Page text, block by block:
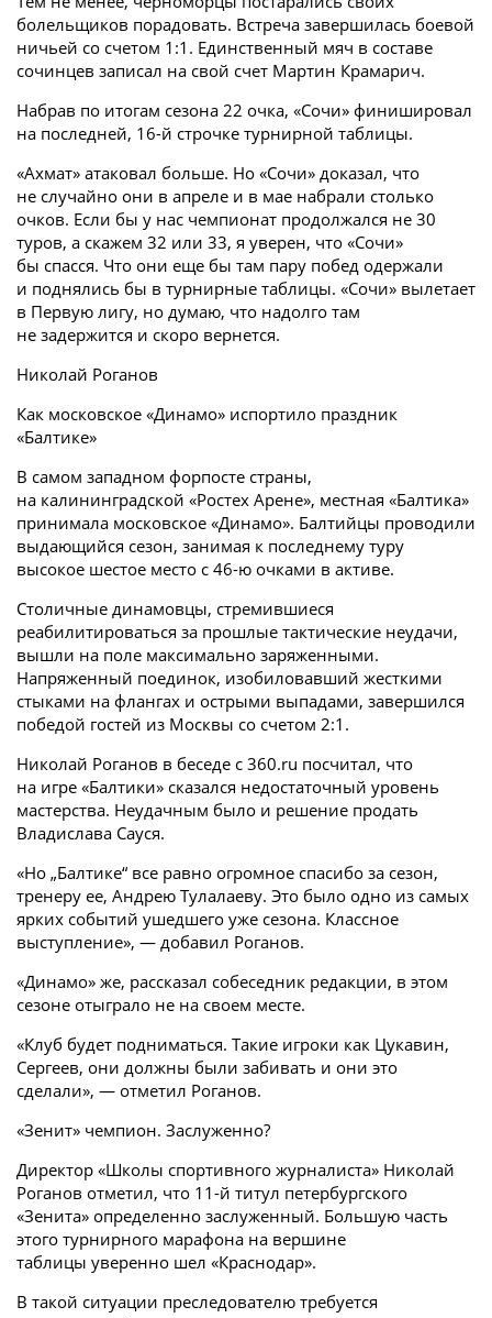
болельщиков порадовать. Встреча завершилась боевой
ничьей со счетом 1:1. Единственный мяч в составе
сочинцев записал на свой счет Мартин Крамарич.
Набрав по итогам сезона 22 очка, «Сочи» финишировал
на последней, 16-й строчке турнирной таблицы.
«Ахмат» атаковал больше. Но «Сочи» доказал, что
не случайно они в апреле и в мае набрали столько
очков. Если бы у нас чемпионат продолжался не 30
туров, а скажем 32 или 33, я уверен, что «Сочи»
бы спасся. Что они еще бы там пару побед одержали
и поднялись бы в турнирные таблицы. «Сочи» вылетает
в Первую лигу, но думаю, что надолго там
не задержится и скоро вернется.
Николай Роганов
Как московское «Динамо» испортило праздник
«Балтике»
В самом западном форпосте страны,
на калининградской «Ростех Арене», местная «Балтика»
принимала московское «Динамо». Балтийцы проводили
выдающийся сезон, занимая к последнему туру
высокое шестое место с 46-ю очками в активе.
Столичные динамовцы, стремившиеся
реабилитироваться за прошлые тактические неудачи,
вышли на поле максимально заряженными.
Напряженный поединок, изобиловавший жесткими
стыками на флангах и острыми выпадами, завершился
победой гостей из Москвы со счетом 2:1.
Николай Роганов в беседе с 360.ru посчитал, что
на игре «Балтики» сказался недостаточный уровень
мастерства. Неудачным было и решение продать
Владислава Сауся.
«Но „Балтике“ все равно огромное спасибо за сезон,
тренеру ее, Андрею Тулалаеву. Это было одно из самых
ярких событий ушедшего уже сезона. Классное
выступление», — добавил Роганов.
«Динамо» же, рассказал собеседник редакции, в этом
сезоне отыграло не на своем месте.
«Клуб будет подниматься. Такие игроки как Цукавин,
Сергеев, они должны были забивать и они это
сделали», — отметил Роганов.
«Зенит» чемпион. Заслуженно?
Директор «Школы спортивного журналиста» Николай
Роганов отметил, что 11-й титул петербургского
«Зенита» определенно заслуженный. Большую часть
этого турнирного марафона на вершине
таблицы уверенно шел «Краснодар».
В такой ситуации преследователю требуется